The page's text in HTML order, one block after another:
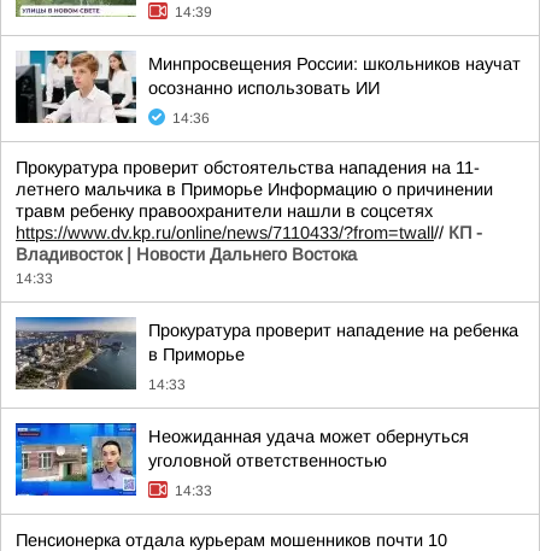
14:39
Минпросвещения России: школьников научат
осознанно использовать ИИ
14:36
Прокуратура проверит обстоятельства нападения на 11-
летнего мальчика в Приморье Информацию о причинении
травм ребенку правоохранители нашли в соцсетях
https://www.dv.kp.ru/online/news/7110433/?from=twall// КП -
Владивосток | Новости Дальнего Востока
14:33
Прокуратура проверит нападение на ребенка
в Приморье
14:33
Неожиданная удача может обернуться
уголовной ответственностью
14:33
Пенсионерка отдала курьерам мошенников почти 10